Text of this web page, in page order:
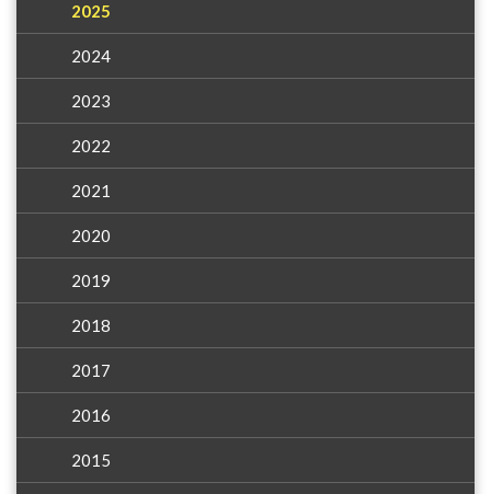
2025
2024
2023
2022
2021
2020
2019
2018
2017
2016
2015